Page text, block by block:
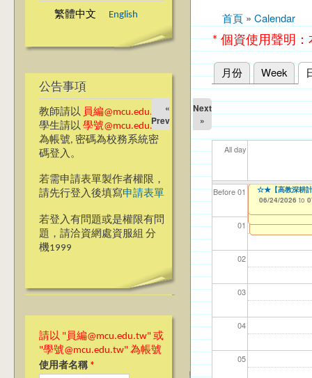
繁體中文 English
公告事項
教師請以 員編@mcu.edu.tw
學生請以 學號@mcu.edu.tw
為帳號, 密碼為校務系統密
碼登入。
若需申請表單製作者權限，
請先行登入後填寫申請表單
若登入有問題或是權限有問
題，請洽資網處資服組 分
機1999
請以 "員編@mcu.edu.tw" 或
"學號@mcu.edu.tw" 為帳號
使用者名稱 *
您在這裡
首頁 » Calendar
* 個資使用聲明
主要索引標籤
月份 Week
«
Prev
Next
»
All day
Before 01
01
02
03
04
05
【資網處】
整合系統～表單
【財務處】工讀
11/12/2021 to
【財務處】漏打
錄
114
04/
114
02/
【學
07/
商品
11/
教務
11/
【教學暨學習資
Application
☆★【高教深耕
06/24/2026 to